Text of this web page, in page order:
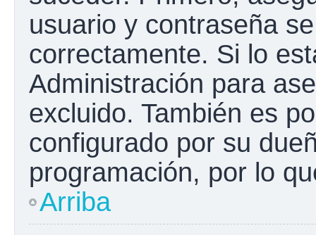
usuario y contraseña
correctamente. Si lo
Administración para
excluido. También es
configurado por su
programación, por lo
Arriba